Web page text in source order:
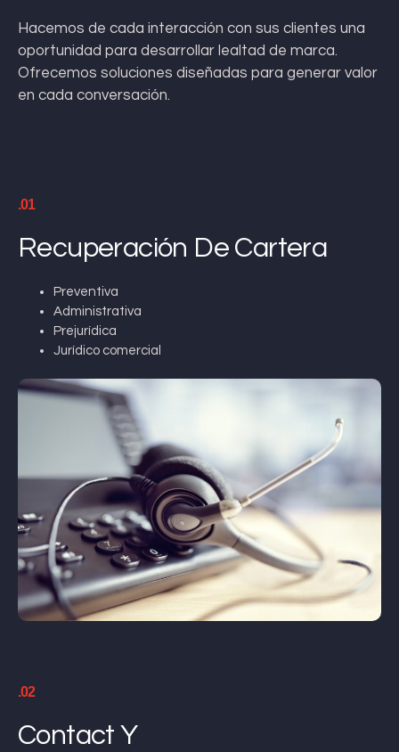
Hacemos de cada interacción con sus clientes una
oportunidad para desarrollar lealtad de marca.
Ofrecemos soluciones diseñadas para generar valor
en cada conversación.
.01
Recuperación De Cartera
Preventiva
Administrativa
Prejurídica
Jurídico comercial
.02
Contact Y